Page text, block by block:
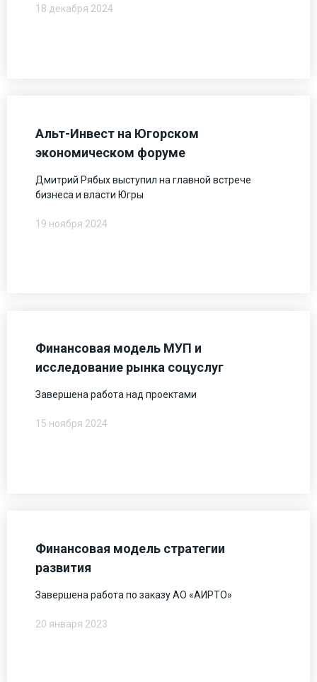
18 декабря 2024
Альт-Инвест на Югорском
экономическом форуме
Дмитрий Рябых выступил на главной встрече
бизнеса и власти Югры
19 ноября 2024
Финансовая модель МУП и
исследование рынка соцуслуг
Завершена работа над проектами
15 ноября 2024
Финансовая модель стратегии
развития
Завершена работа по заказу АО «АИРТО»
20 января 2023